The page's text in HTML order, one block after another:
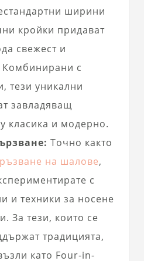
ширини
кройки придават
свежест и
Комбинирани с
тези уникални
завладяващ
класика и модерно.
Точно както
на шалове,
с
и техники за носене
За тези, които се
традицията,
като Four-in-